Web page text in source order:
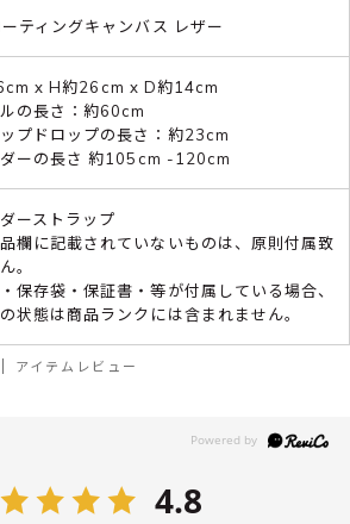
ティングキャンバス レザー
x H約26cm x D約14cm
の長さ：約60cm
プドロップの長さ：約23cm
ーの長さ 約105cm -120cm
ーストラップ
欄に記載されていないものは、原則付属致
。
保存袋・保証書・等が付属している場合、
状態は商品ランクには含まれません。
アイテムレビュー
4.8